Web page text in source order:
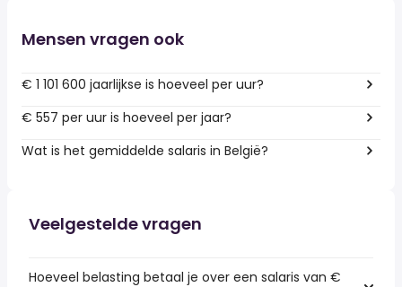
Mensen vragen ook
€ 1 101 600 jaarlijkse is hoeveel per uur?
€ 557 per uur is hoeveel per jaar?
Wat is het gemiddelde salaris in België?
Veelgestelde vragen
Hoeveel belasting betaal je over een salaris van €